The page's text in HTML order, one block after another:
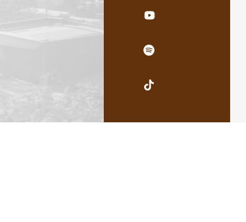
Linkedin
UKSW
UKSW
UKSW